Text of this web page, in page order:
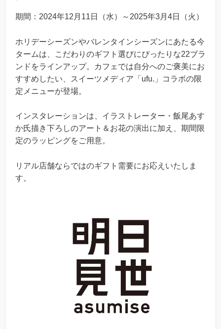
期間：2024年12月11日（水）～2025年3月4日（火）
ホリデーシーズンやバレンタインシーズンにあたる今
タームは、こだわりのギフト選びにぴったりな22ブラ
ンドをラインアップ。カフェでは自分へのご褒美にお
すすめしたい、スイーツメディア「ufu.」コラボの限
定メニューが登場。
インスタレーションは、イラストレーター・飯尾あす
か氏描き下ろしのアート＆お花の演出に加え、期間限
定のラッピングをご用意。
リアル店舗ならではのギフト需要にお応えいたしま
す。